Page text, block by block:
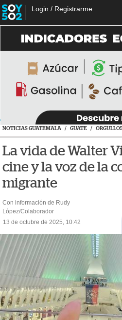
Login / Registrarme
NOTICIAS GUATEMALA / GUATE /
La vida de Walter
cine y la voz de la
migrante
Con información de Rudy
López/Colaborador
13 de octubre de 2025, 10:42